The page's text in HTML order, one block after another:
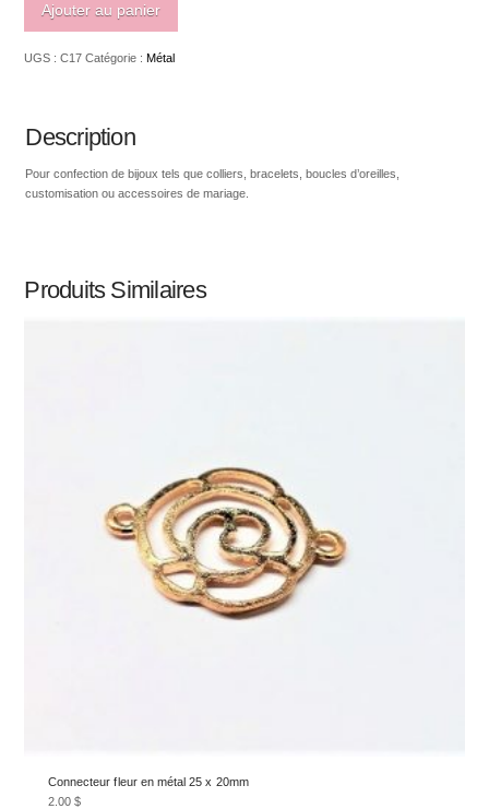
2
Ajouter au panier
UGS :C17 Catégorie :Métal
Description
Pour confection de bijoux tels que colliers, bracelets, boucles d’oreilles,
customisation ou accessoires de mariage.
Produits Similaires
Connecteur fleur en métal 25 x 20mm
2.00$